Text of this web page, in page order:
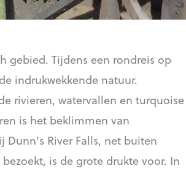
gebied. Tijdens een rondreis op
indrukwekkende natuur.
rivieren, watervallen en turquoise
is het beklimmen van
River Falls, net buiten
is de grote drukte voor. In